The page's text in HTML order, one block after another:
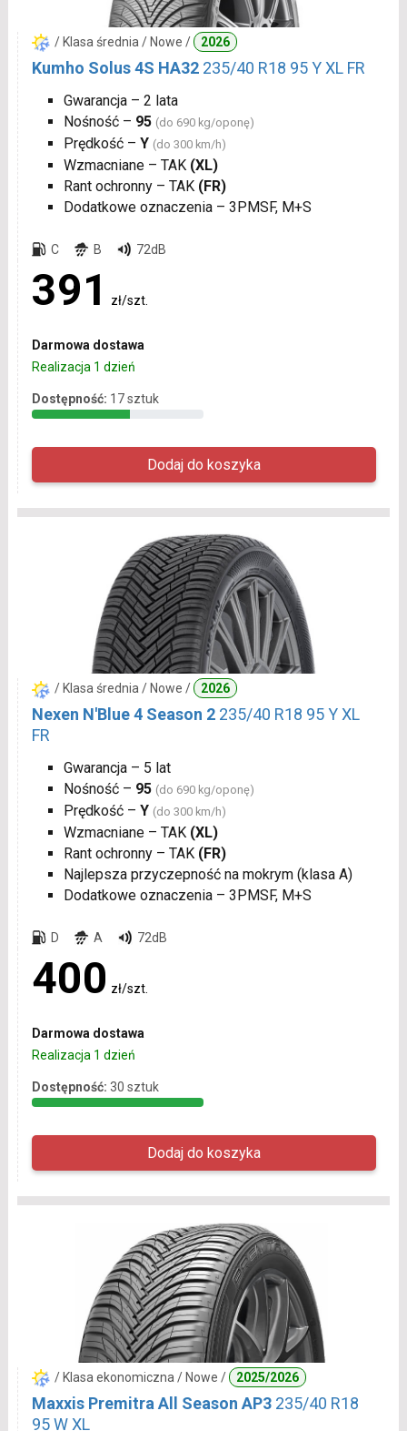
/ Klasa średnia / Nowe / 2026
Kumho Solus 4S HA32 235/40 R18 95 Y XL FR
Gwarancja – 2 lata
Nośność – 95 (do 690 kg/oponę)
Prędkość – Y (do 300 km/h)
Wzmacniane – TAK (XL)
Rant ochronny – TAK (FR)
Dodatkowe oznaczenia – 3PMSF, M+S
C B 72dB
391 zł/szt.
Darmowa dostawa
Realizacja 1 dzień
Dostępność: 17 sztuk
/ Klasa średnia / Nowe / 2026
Nexen N'Blue 4 Season 2 235/40 R18 95 Y XL
FR
Gwarancja – 5 lat
Nośność – 95 (do 690 kg/oponę)
Prędkość – Y (do 300 km/h)
Wzmacniane – TAK (XL)
Rant ochronny – TAK (FR)
Najlepsza przyczepność na mokrym (klasa A)
Dodatkowe oznaczenia – 3PMSF, M+S
D A 72dB
400 zł/szt.
Darmowa dostawa
Realizacja 1 dzień
Dostępność: 30 sztuk
/ Klasa ekonomiczna / Nowe / 2025/2026
Maxxis Premitra All Season AP3 235/40 R18
95 W XL